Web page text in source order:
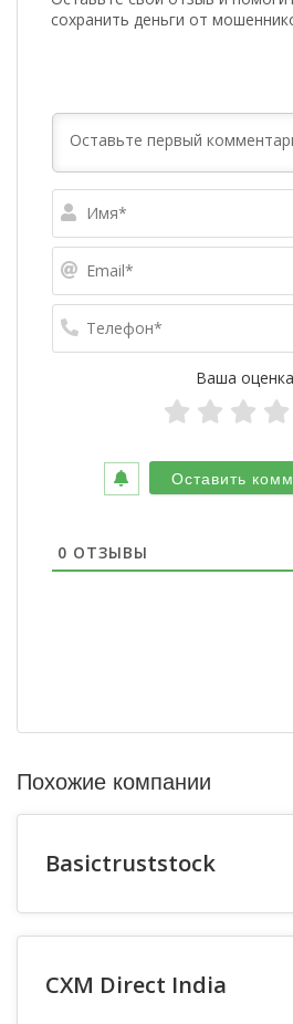
сохранить деньги от
Ваша оценка
0 ОТЗЫВЫ
Похожие компании
Basictruststock
CXM Direct India